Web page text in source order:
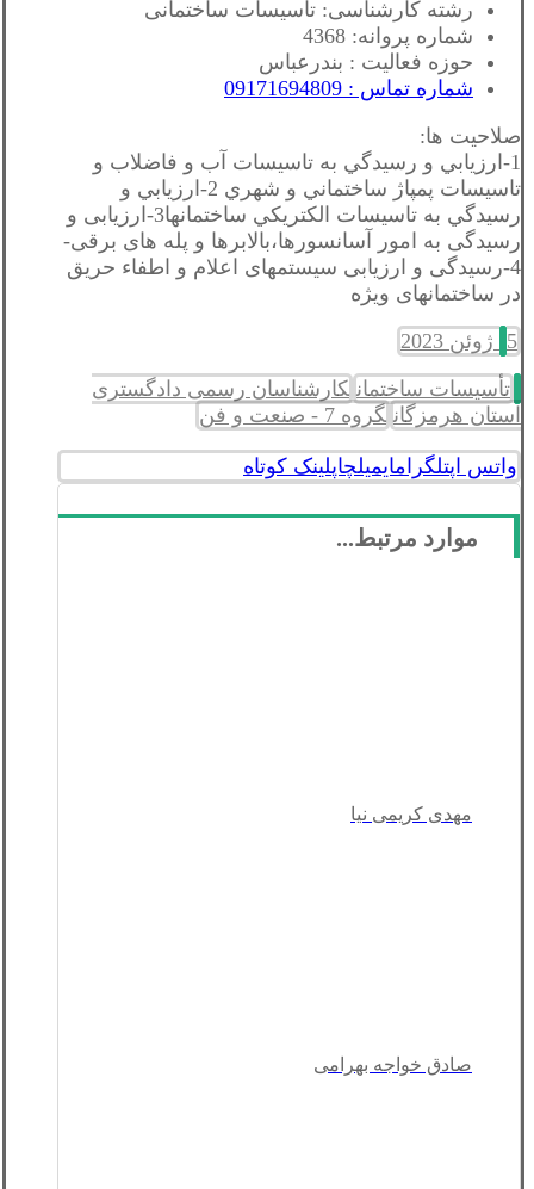
رشته کارشناسی: تأسیسات ساختمانی
شماره پروانه: 4368
حوزه فعالیت : بندرعباس
شماره تماس : 09171694809
صلاحیت ها:
1-ارزيابي و رسيدگي به تاسيسات آب و فاضلاب و
تاسيسات پمپاژ ساختماني و شهري 2-ارزيابي و
رسيدگي به تاسيسات الكتريكي ساختمانها3-ارزیابی و
رسیدگی به امور آسانسورها،بالابرها و پله های برقی-
4-رسیدگی و ارزیابی سیستمهای اعلام و اطفاء حریق
در ساختمانهای ویژه
5 ژوئن 2023
تأسیسات ساختمان کارشناسان رسمی دادگستری
استان هرمزگان گروه 7 - صنعت و فن
واتس اپتلگرامایمیلچاپلینک کوتاه
موارد مرتبط...
مهدی کریمی نیا
صادق خواجه بهرامی